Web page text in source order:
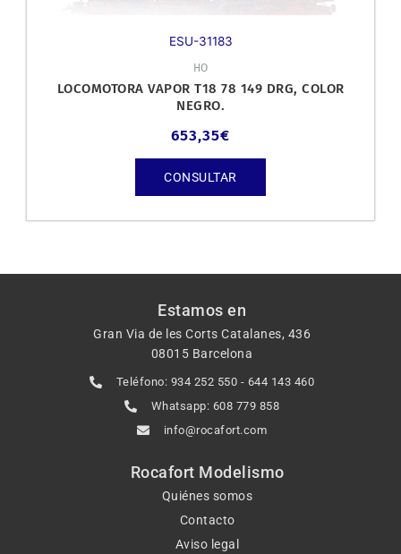
ESU-31183
HO
LOCOMOTORA VAPOR T18 78 149 DRG, COLOR
NEGRO.
653,35€
CONSULTAR
Estamos en
Gran Via de les Corts Catalanes, 436
08015 Barcelona
Teléfono: 934 252 550 - 644 143 460
Whatsapp: 608 779 858
info@rocafort.com
Rocafort Modelismo
Quiénes somos
Contacto
Aviso legal